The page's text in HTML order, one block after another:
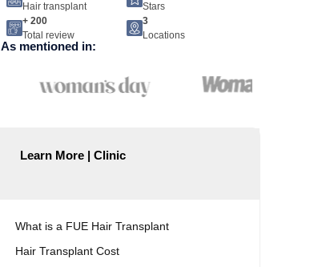
Hair transplant
Stars
+ 200
Total review
3
Locations
As mentioned in:
Learn More | Clinic
What is a FUE Hair Transplant
Hair Transplant Cost